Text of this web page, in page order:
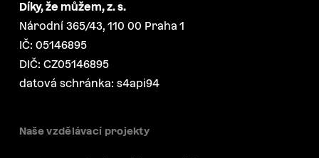
Díky, že můžem, z. s.
Národní 365/43, 110 00 Praha 1
IČ: 05146895
DIČ: CZ05146895
datová schránka: s4api94
Naše vzdělávací projekty